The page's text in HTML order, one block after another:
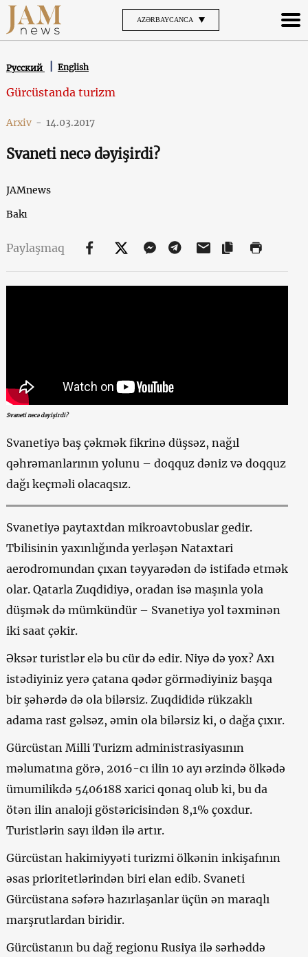
AZƏRBAYCANCA
Русский English
Gürcüstanda turizm
Arxiv - 14.03.2017
Svaneti necə dəyişirdi?
JAMnews
Bakı
Paylaşmaq
Svaneti necə dəyişirdi?
Svanetiyə baş çəkmək fikrinə düşsəz, nağıl
qəhrəmanlarının yolunu – doqquz dəniz və doqquz
dağı keçməli olacaqsız.
Svanetiyə paytaxtdan mikroavtobuslar gedir.
Tbilisinin yaxınlığında yerləşən Nataxtari
aerodromundan çıxan təyyarədən də istifadə etmək
olar. Qatarla Zuqdidiyə, oradan isə maşınla yola
düşmək də mümkündür – Svanetiyə yol təxminən
iki saat çəkir.
Əksər turistlər elə bu cür də edir. Niyə də yox? Axı
istədiyiniz yerə çatana qədər görmədiyiniz başqa
bir şəhərdə də ola bilərsiz. Zuqdididə rükzaklı
adama rast gəlsəz, əmin ola bilərsiz ki, o dağa çıxır.
Gürcüstan Milli Turizm administrasiyasının
məlumatına görə, 2016-cı ilin 10 ayı ərzində ölkədə
ümumilikdə 5406188 xarici qonaq olub ki, bu da
ötən ilin analoji göstəricisindən 8,1% çoxdur.
Turistlərin sayı ildən ilə artır.
Gürcüstan hakimiyyəti turizmi ölkənin inkişafının
əsas prioritetlərindən biri elan edib. Svaneti
Gürcüstana səfərə hazırlaşanlar üçün ən maraqlı
marşrutlardan biridir.
Gürcüstanın bu dağ regionu Rusiya ilə sərhəddə